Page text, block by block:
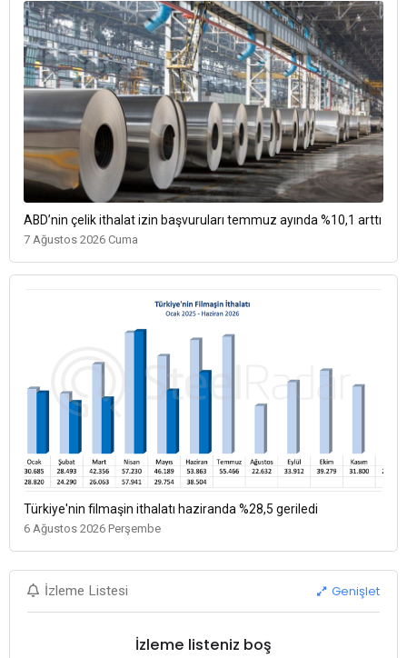
ABD’nin çelik ithalat izin başvuruları temmuz ayında %10,1 arttı
7 Ağustos 2026 Cuma
Türkiye'nin filmaşin ithalatı haziranda %28,5 geriledi
6 Ağustos 2026 Perşembe
İzleme Listesi Genişlet
İzleme listeniz boş